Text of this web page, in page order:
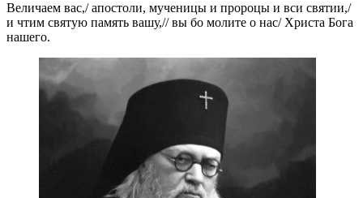
Величаем вас,/ апостоли, мученицы и пророцы и вси святии,/
и чтим святую память вашу,// вы бо молите о нас/ Христа Бога
нашего.